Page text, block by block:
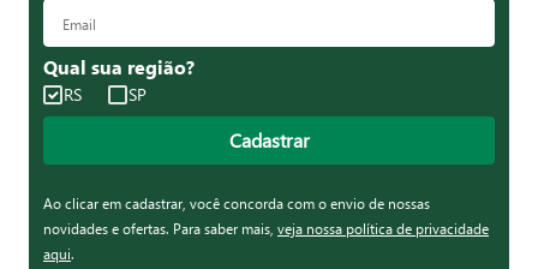
Qual sua região?
RS SP
Cadastrar
Ao clicar em cadastrar, você concorda com o envio de nossas
novidades e ofertas. Para saber mais, veja nossa política de privacidade
aqui.